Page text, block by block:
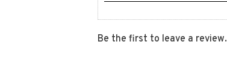
Be the first to leave a review.